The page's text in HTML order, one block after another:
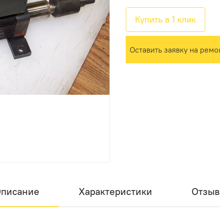
Купить в 1 клик
Оставить заявку на
Характеристики